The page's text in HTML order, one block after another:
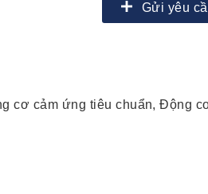
Gửi yêu
cơ cảm ứng tiêu chuẩn, Động